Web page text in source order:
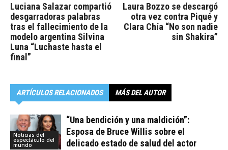
Luciana Salazar compartió
desgarradoras palabras
tras el fallecimiento de la
modelo argentina Silvina
Luna “Luchaste hasta el
final”
Laura Bozzo se descargó
otra vez contra Piqué y
Clara Chía “No son nadie
sin Shakira”
ARTÍCULOS RELACIONADOS MÁS DEL AUTOR
Noticias del
espectáculo del
mundo
“Una bendición y una maldición”:
Esposa de Bruce Willis sobre el
delicado estado de salud del actor